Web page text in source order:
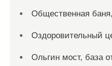
Общественная
Оздоровительный
Ольгин мост, база